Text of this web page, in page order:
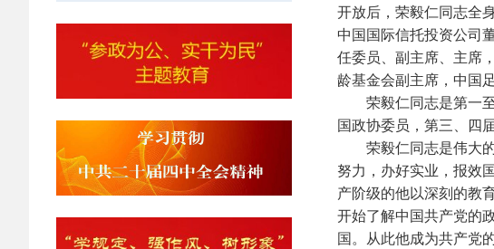
开放后，荣毅仁同志全
中国国际信托投资公司
任委员、副主席、主席
龄基金会副主席，中国
荣毅仁同志是第一至
国政协委员，第三、四
荣毅仁同志是伟大的
努力，办好实业，报效
产阶级的他以深刻的教
开始了解中国共产党的
国。从此他成为共产党